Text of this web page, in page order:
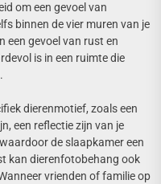
om een gevoel van
binnen de vier muren van je
een gevoel van rust en
is in een ruimte die
dierenmotief, zoals een
een reflectie zijn van je
de slaapkamer een
kan dierenfotobehang ook
vrienden of familie op